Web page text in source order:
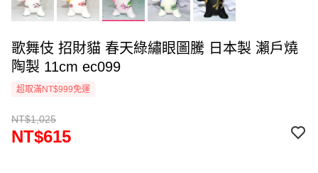
歌舞伎 招財貓 春天綠繡眼圖騰 日本製 瀨戶燒
陶製 11cm ec099
超取滿NT$999免運
NT$1,025
NT$615